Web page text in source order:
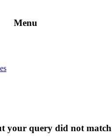
your query did not match